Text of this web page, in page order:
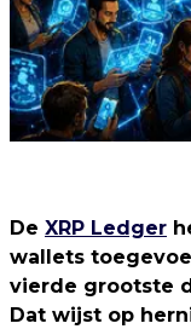
De XRP Ledger
wallets
vierde grootste
Dat wijst op